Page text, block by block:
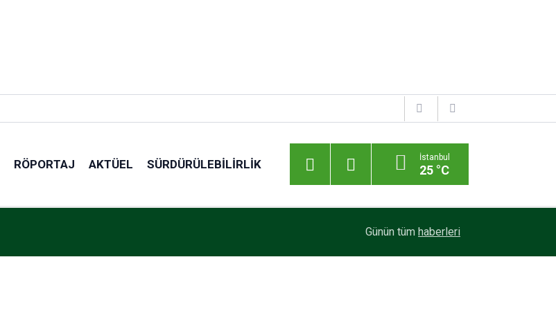
RÖPORTAJ AKTÜEL SÜRDÜRÜLEBILIRLIK İstanbul
25 °C
Günün tüm haberleri